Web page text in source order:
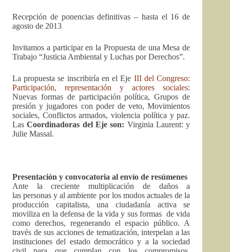
Recepción de ponencias definitivas – hasta el 16 de
agosto de 2013
Invitamos a participar en la Propuesta de una Mesa de
Trabajo “Justicia Ambiental y Luchas por Derechos”.
La propuesta se inscribiría en el Eje III del Congreso:
Participación, representación y actores sociales:
Nuevas formas de participación política, Grupos de
presión y jugadores con poder de veto, Movimientos
sociales, Conflictos armados, violencia política y paz.
LasCoordinadoras del Eje son: Virginia Laurent: y
Julie Massal.
Presentación y convocatoria al envío de resúmenes
Ante la creciente multiplicación de daños a
las personas y al ambiente por los modos actuales de la
producción capitalista, una ciudadanía activa se
moviliza en la defensa de la vida y sus formas de vida
como derechos, regenerando el espacio público. A
través de sus acciones de tematización, interpelan a las
instituciones del estado democrático y a la sociedad